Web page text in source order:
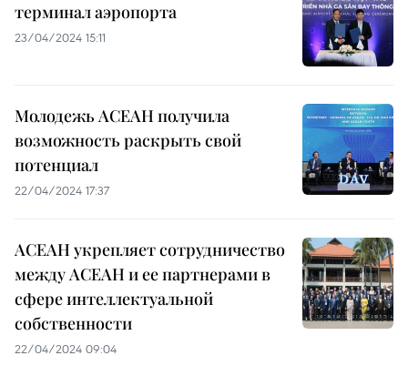
терминал аэропорта
23/04/2024 15:11
Молодежь АСЕАН получила
возможность раскрыть свой
потенциал
22/04/2024 17:37
АСЕАН укрепляет сотрудничество
между АСЕАН и ее партнерами в
сфере интеллектуальной
собственности
22/04/2024 09:04